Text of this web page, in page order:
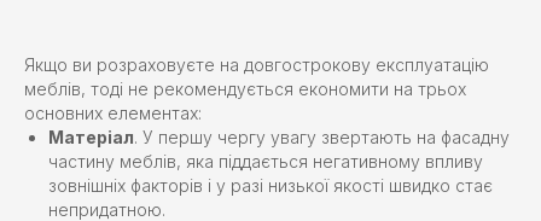
Якщо ви розраховуєте на довгострокову експлуатацію
меблів, тоді не рекомендується економити на трьох
основних елементах:
Матеріал. У першу чергу увагу звертають на фасадну
частину меблів, яка піддається негативному впливу
зовнішніх факторів і у разі низької якості швидко стає
непридатною.